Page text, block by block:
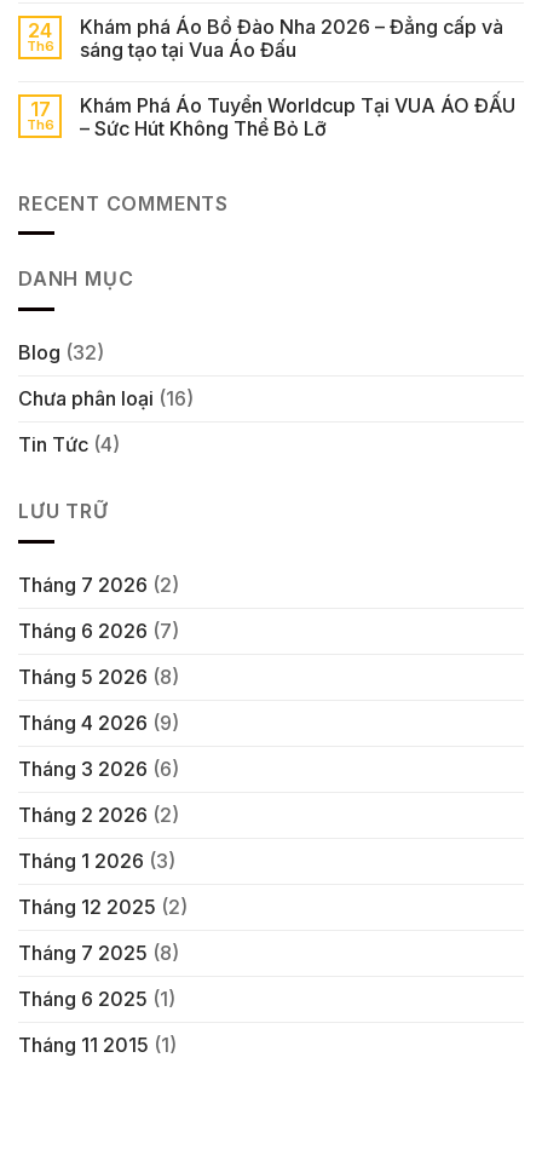
24
Th6
Khám phá Áo Bồ Đào Nha 2026 – Đẳng cấp và
sáng tạo tại Vua Áo Đấu
17
Th6
Khám Phá Áo Tuyển Worldcup Tại VUA ÁO ĐẤU
– Sức Hút Không Thể Bỏ Lỡ
RECENT COMMENTS
DANH MỤC
Blog (32)
Chưa phân loại (16)
Tin Tức (4)
LƯU TRỮ
Tháng 7 2026 (2)
Tháng 6 2026 (7)
Tháng 5 2026 (8)
Tháng 4 2026 (9)
Tháng 3 2026 (6)
Tháng 2 2026 (2)
Tháng 1 2026 (3)
Tháng 12 2025 (2)
Tháng 7 2025 (8)
Tháng 6 2025 (1)
Tháng 11 2015 (1)